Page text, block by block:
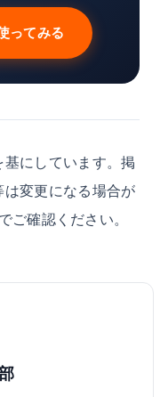
ってみる
にしています。掲
変更になる場合が
ご確認ください。